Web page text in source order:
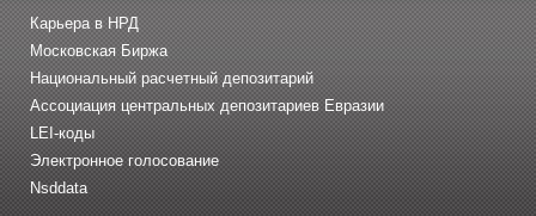
Карьера в НРД
Московская Биржа
Национальный расчетный депозитарий
Ассоциация центральных депозитариев Евразии
LEI-коды
Электронное голосование
Nsddata